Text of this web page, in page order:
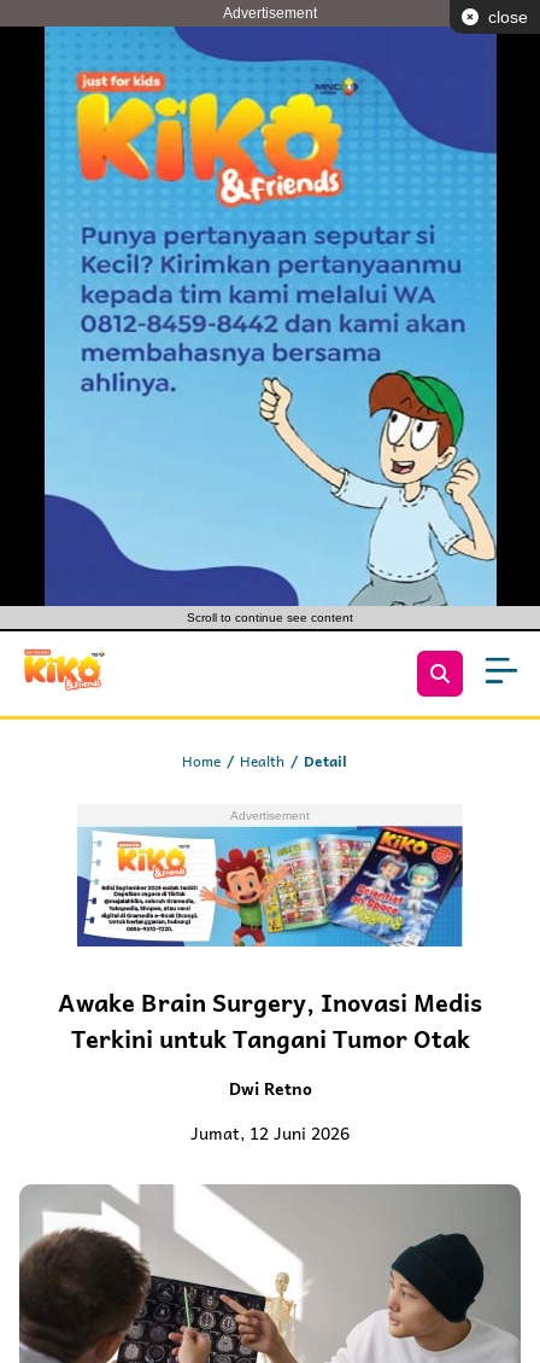
Advertisement close
Scroll to continue see content
Home Health Detail
Awake Brain Surgery, Inovasi Medis
Terkini untuk Tangani Tumor Otak
Dwi Retno
Jumat, 12 Juni 2026